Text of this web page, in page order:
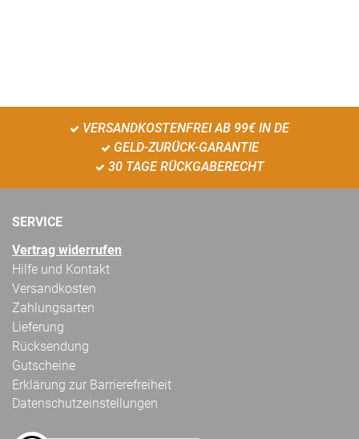
VERSANDKOSTENFREI AB 99€ IN DE
GELD-ZURÜCK-GARANTIE
30 TAGE RÜCKGABERECHT
SERVICE
Vertrag widerrufen
Hilfe und Kontakt
Versandkosten
Zahlungsarten
Lieferung
Rücksendung
Gutscheine
Erklärung zur Barrierefreiheit
Datenschutzeinstellungen